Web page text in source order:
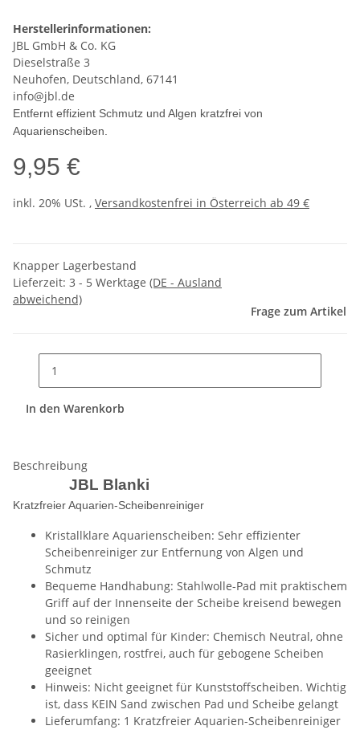
Herstellerinformationen:
JBL GmbH & Co. KG
Dieselstraße 3
Neuhofen, Deutschland, 67141
info@jbl.de
Entfernt effizient Schmutz und Algen kratzfrei von
Aquarienscheiben.
9,95 €
inkl. 20% USt. , Versandkostenfrei in Österreich ab 49 €
Knapper Lagerbestand
Lieferzeit: 3 - 5 Werktage (DE - Ausland
abweichend)
Frage zum Artikel
In den Warenkorb
Beschreibung
JBL Blanki
Kratzfreier Aquarien-Scheibenreiniger
Kristallklare Aquarienscheiben: Sehr effizienter
Scheibenreiniger zur Entfernung von Algen und
Schmutz
Bequeme Handhabung: Stahlwolle-Pad mit praktischem
Griff auf der Innenseite der Scheibe kreisend bewegen
und so reinigen
Sicher und optimal für Kinder: Chemisch Neutral, ohne
Rasierklingen, rostfrei, auch für gebogene Scheiben
geeignet
Hinweis: Nicht geeignet für Kunststoffscheiben. Wichtig
ist, dass KEIN Sand zwischen Pad und Scheibe gelangt
Lieferumfang: 1 Kratzfreier Aquarien-Scheibenreiniger